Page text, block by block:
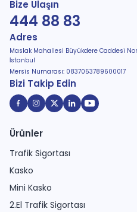
Bize Ulaşın
444 88 83
Adres
Maslak Mahallesi Büyükdere Caddesi
İstanbul
Mersis Numarası: 0837053789600017
Bizi Takip Edin
Ürünler
Trafik Sigortası
Kasko
Mini Kasko
2.El Trafik Sigortası